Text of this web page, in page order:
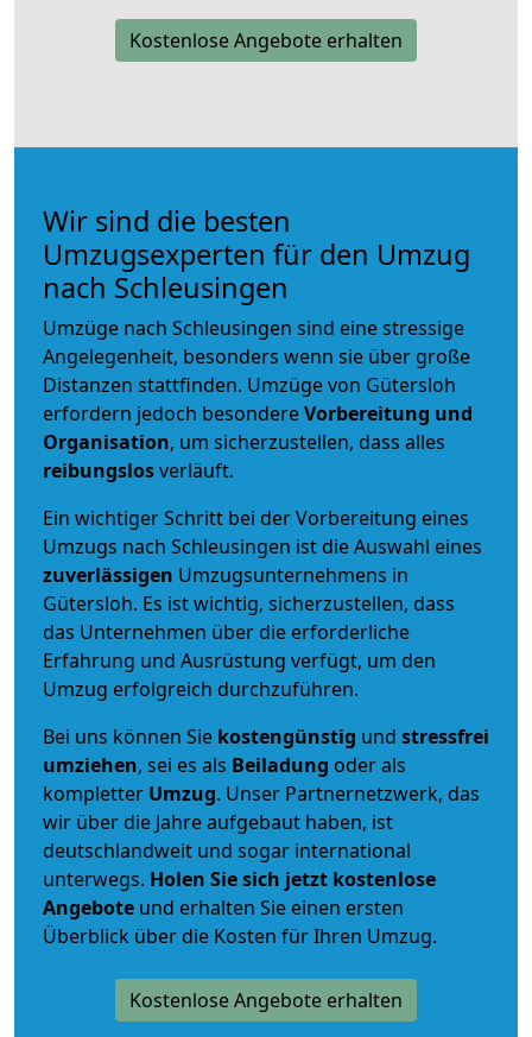
Kostenlose Angebote erhalten
Wir sind die besten
Umzugsexperten für den Umzug
nach Schleusingen
Umzüge nach Schleusingen sind eine stressige
Angelegenheit, besonders wenn sie über große
Distanzen stattfinden. Umzüge von Gütersloh
erfordern jedoch besondereVorbereitung und
Organisation, um sicherzustellen, dass alles
reibungslosverläuft.
Ein wichtiger Schritt bei der Vorbereitung eines
Umzugs nach Schleusingen ist die Auswahl eines
zuverlässigen Umzugsunternehmens in
Gütersloh. Es ist wichtig, sicherzustellen, dass
das Unternehmen über die erforderliche
Erfahrung und Ausrüstung verfügt, um den
Umzug erfolgreich durchzuführen.
Bei uns können Sie kostengünstig und stressfrei
umziehen, sei es als Beiladung oder als
kompletter Umzug. Unser Partnernetzwerk, das
wir über die Jahre aufgebaut haben, ist
deutschlandweit und sogar international
unterwegs. Holen Sie sich jetzt kostenlose
Angebote und erhalten Sie einen ersten
Überblick über die Kosten für Ihren Umzug.
Kostenlose Angebote erhalten